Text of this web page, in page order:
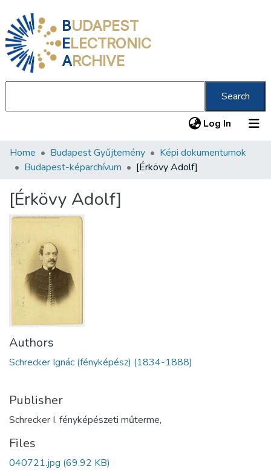
BUDAPEST
ELECTRONIC
ARCHIVE
Search
Log In (current)
Communities & Collections
Statistics
Home Budapest Gyűjtemény
Képi dokumentumok
Budapest-képarchívum
[Érkövy Adolf]
[Érkövy Adolf]
Authors
Schrecker Ignác (fényképész) (1834-1888)
Publisher
Schrecker I. fényképészeti műterme,
Files
040721.jpg (69.92 KB)